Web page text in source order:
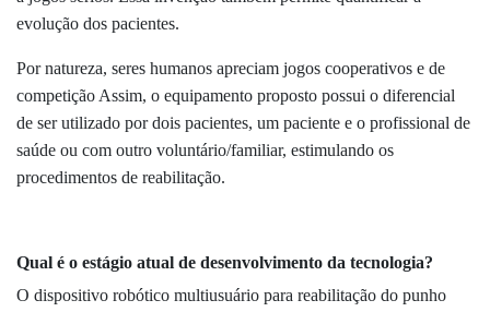
evolução dos pacientes.
Por natureza, seres humanos apreciam jogos cooperativos e de
competição Assim, o equipamento proposto possui o diferencial
de ser utilizado por dois pacientes, um paciente e o profissional de
saúde ou com outro voluntário/familiar, estimulando os
procedimentos de reabilitação.
Qual é o estágio atual de desenvolvimento da tecnologia?
O dispositivo robótico multiusuário para reabilitação do punho